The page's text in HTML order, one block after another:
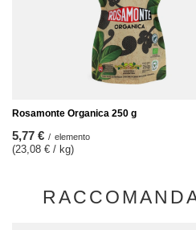
Rosamonte Organica 250 g
5,77 € / elemento
(23,08 € / kg)